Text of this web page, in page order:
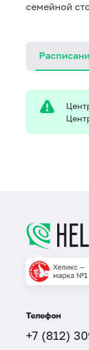
семейной
Телефон
+7 (812)